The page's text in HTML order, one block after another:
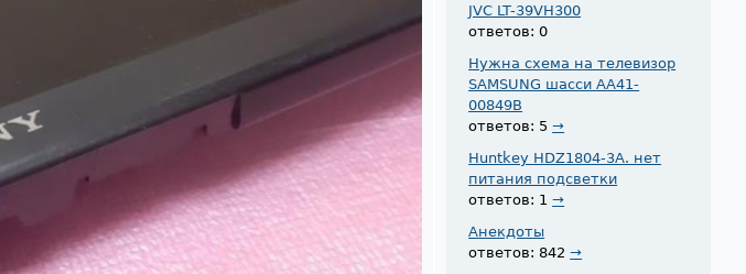
JVC LT-39VH300
ответов: 0
Нужна схема на телевизор
SAMSUNG шасси AA41-
00849B
ответов: 5→
Huntkey HDZ1804-3A. нет
питания подсветки
ответов: 1→
Анекдоты
ответов: 842→